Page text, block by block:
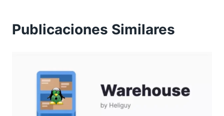
Publicaciones Similares